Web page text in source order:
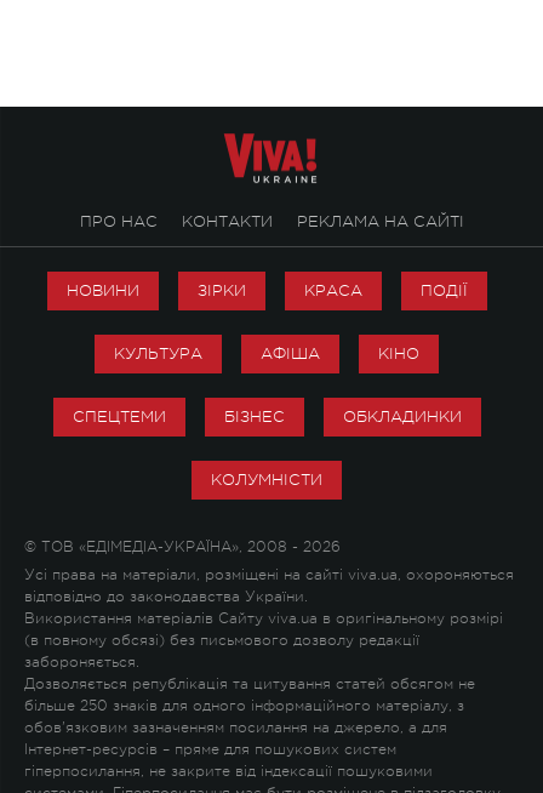
ПРО НАС КОНТАКТИ РЕКЛАМА НА САЙТІ
НОВИНИ ЗІРКИ КРАСА ПОДІЇ
КУЛЬТУРА АФІША КІНО
СПЕЦТЕМИ БІЗНЕС ОБКЛАДИНКИ
КОЛУМНІСТИ
© ТОВ «ЕДІМЕДІА-УКРАЇНА», 2008 - 2026
Усі права на матеріали, розміщені на сайті viva.ua, охороняються
відповідно до законодавства України.
Використання матеріалів Сайту viva.ua в оригінальному розмірі
(в повному обсязі) без письмового дозволу редакції
забороняється.
Дозволяється републікація та цитування статей обсягом не
більше 250 знаків для одного інформаційного матеріалу, з
обов'язковим зазначенням посилання на джерело, а для
Інтернет-ресурсів – пряме для пошукових систем
гіперпосилання, не закрите від індексації пошуковими